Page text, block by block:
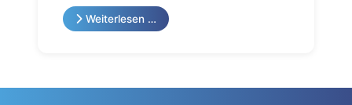
Weiterlesen …